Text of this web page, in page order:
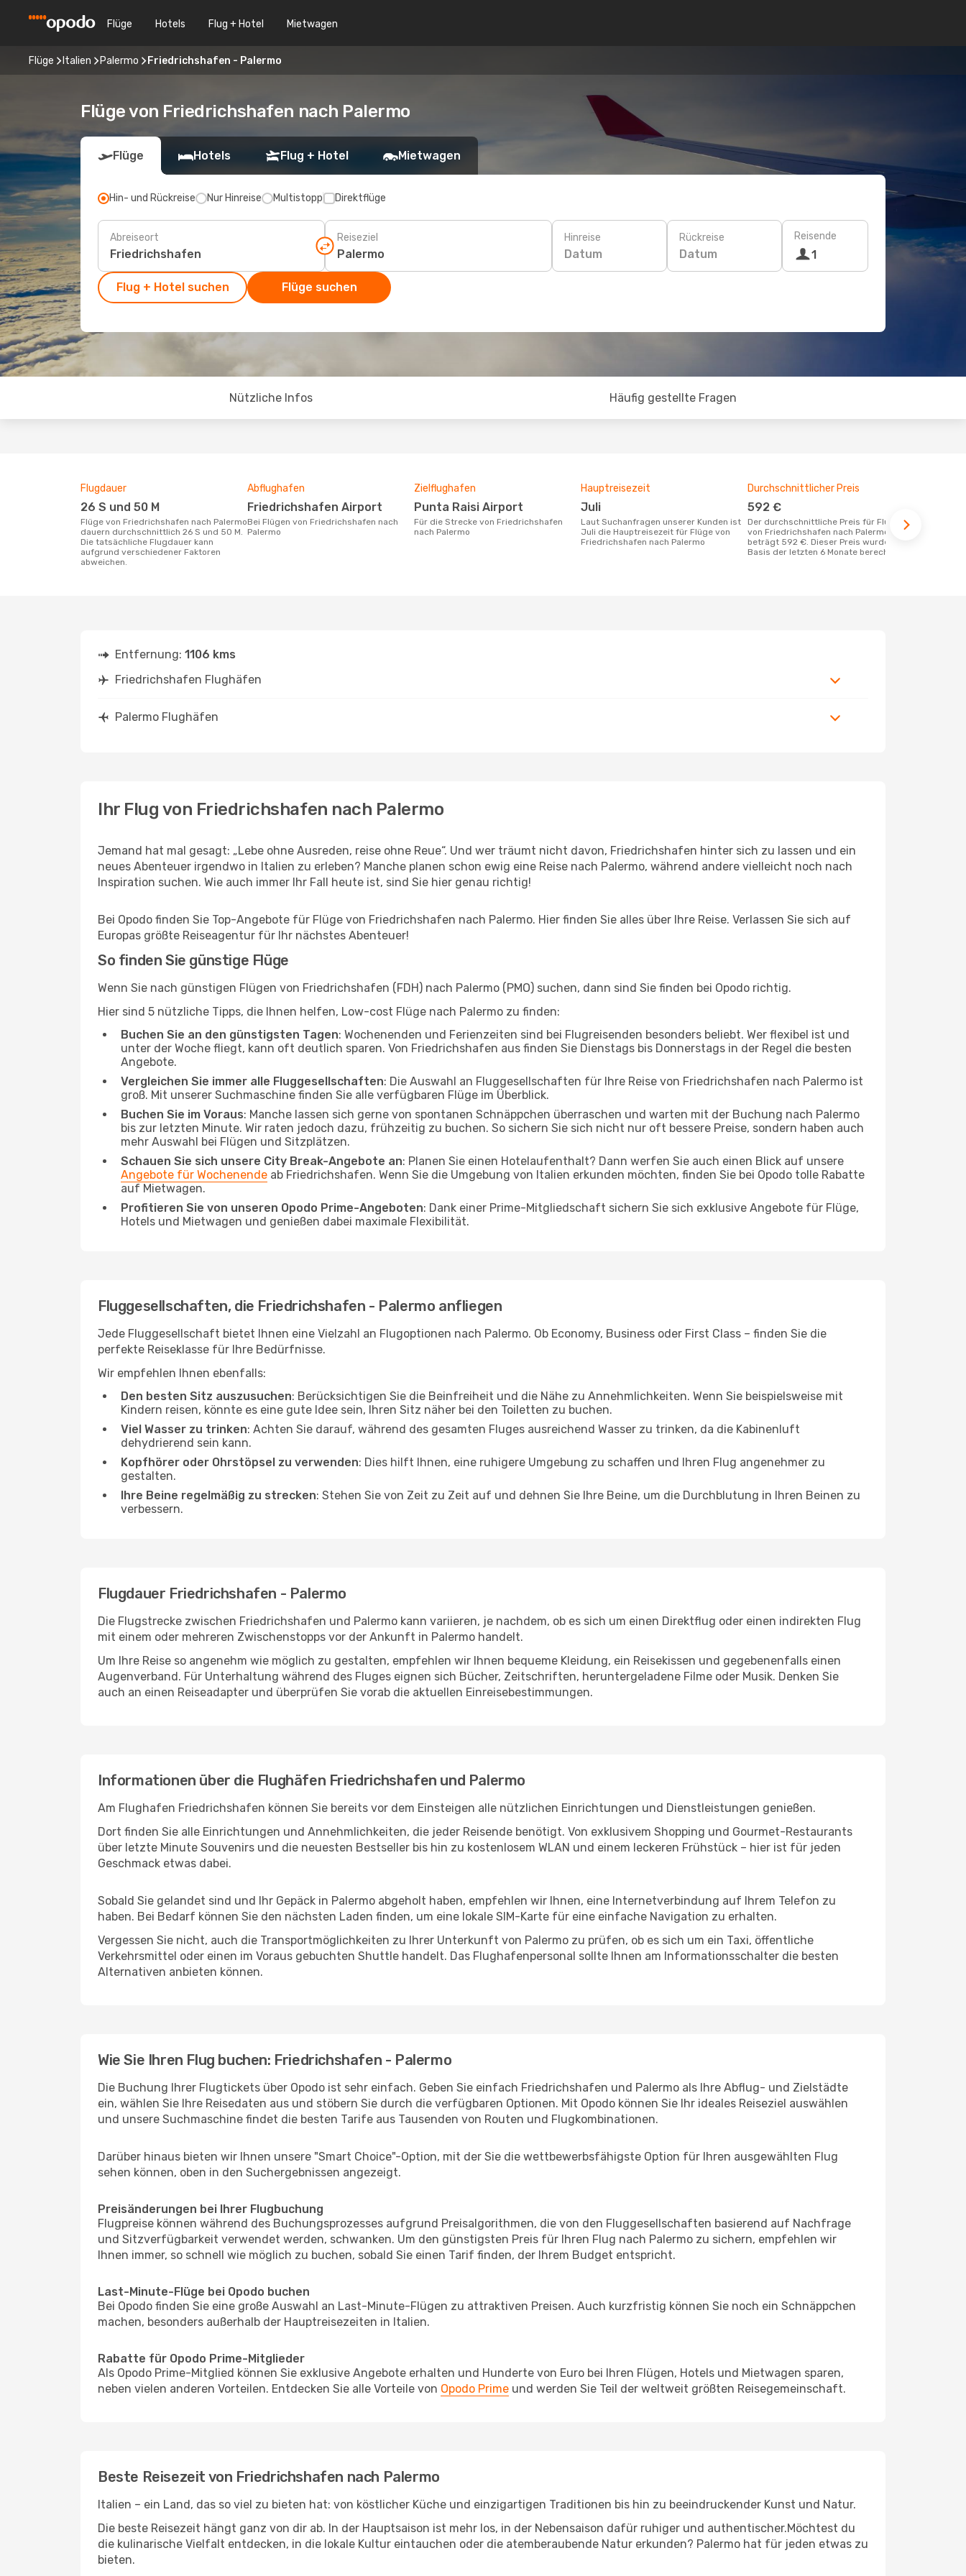
Flüge Hotels Flug + Hotel Mietwagen
Flüge Italien Palermo Friedrichshafen - Palermo
Flüge von Friedrichshafen nach Palermo
Flüge Hotels Flug + Hotel Mietwagen
Hin- und Rückreise Nur Hinreise Multistopp Direktflüge
Abreiseort Reiseziel Hinreise
Datum
Rückreise
Datum
Reisende
1
Flug + Hotel suchen Flüge suchen
Nützliche Infos Häufig gestellte Fragen
Flugdauer
26 S und 50 M
Flüge von Friedrichshafen nach Palermo
dauern durchschnittlich 26 S und 50 M.
Die tatsächliche Flugdauer kann
aufgrund verschiedener Faktoren
abweichen.
Abflughafen
Friedrichshafen Airport
Bei Flügen von Friedrichshafen nach
Palermo
Zielflughafen
Punta Raisi Airport
Für die Strecke von Friedrichshafen
nach Palermo
Hauptreisezeit
Juli
Laut Suchanfragen unserer Kunden ist
Juli die Hauptreisezeit für Flüge von
Friedrichshafen nach Palermo
Durchschnittlicher Preis
592 €
Der durchschnittliche Preis für Flüge
von Friedrichshafen nach Palermo
beträgt 592 €. Dieser Preis wurde auf
Basis der letzten 6 Monate berechnet.
Entfernung: 1106 kms
Friedrichshafen Flughäfen
Palermo Flughäfen
Ihr Flug von Friedrichshafen nach Palermo
Jemand hat mal gesagt: „Lebe ohne Ausreden, reise ohne Reue“. Und wer träumt nicht davon, Friedrichshafen hinter sich zu lassen und ein
neues Abenteuer irgendwo in Italien zu erleben? Manche planen schon ewig eine Reise nach Palermo, während andere vielleicht noch nach
Inspiration suchen. Wie auch immer Ihr Fall heute ist, sind Sie hier genau richtig!
Bei Opodo finden Sie Top-Angebote für Flüge von Friedrichshafen nach Palermo. Hier finden Sie alles über Ihre Reise. Verlassen Sie sich auf
Europas größte Reiseagentur für Ihr nächstes Abenteuer!
So finden Sie günstige Flüge
Wenn Sie nach günstigen Flügen von Friedrichshafen (FDH) nach Palermo (PMO) suchen, dann sind Sie finden bei Opodo richtig.
Hier sind 5 nützliche Tipps, die Ihnen helfen, Low-cost Flüge nach Palermo zu finden:
Buchen Sie an den günstigsten Tagen: Wochenenden und Ferienzeiten sind bei Flugreisenden besonders beliebt. Wer flexibel ist und
unter der Woche fliegt, kann oft deutlich sparen. Von Friedrichshafen aus finden Sie Dienstags bis Donnerstags in der Regel die besten
Angebote.
Vergleichen Sie immer alle Fluggesellschaften: Die Auswahl an Fluggesellschaften für Ihre Reise von Friedrichshafen nach Palermo ist
groß. Mit unserer Suchmaschine finden Sie alle verfügbaren Flüge im Überblick.
Buchen Sie im Voraus: Manche lassen sich gerne von spontanen Schnäppchen überraschen und warten mit der Buchung nach Palermo
bis zur letzten Minute. Wir raten jedoch dazu, frühzeitig zu buchen. So sichern Sie sich nicht nur oft bessere Preise, sondern haben auch
mehr Auswahl bei Flügen und Sitzplätzen.
Schauen Sie sich unsere City Break-Angebote an: Planen Sie einen Hotelaufenthalt? Dann werfen Sie auch einen Blick auf unsere
Angebote für Wochenende ab Friedrichshafen. Wenn Sie die Umgebung von Italien erkunden möchten, finden Sie bei Opodo tolle Rabatte
auf Mietwagen.
Profitieren Sie von unseren Opodo Prime-Angeboten: Dank einer Prime-Mitgliedschaft sichern Sie sich exklusive Angebote für Flüge,
Hotels und Mietwagen und genießen dabei maximale Flexibilität.
Fluggesellschaften, die Friedrichshafen - Palermo anfliegen
Jede Fluggesellschaft bietet Ihnen eine Vielzahl an Flugoptionen nach Palermo. Ob Economy, Business oder First Class – finden Sie die
perfekte Reiseklasse für Ihre Bedürfnisse.
Wir empfehlen Ihnen ebenfalls:
Den besten Sitz auszusuchen: Berücksichtigen Sie die Beinfreiheit und die Nähe zu Annehmlichkeiten. Wenn Sie beispielsweise mit
Kindern reisen, könnte es eine gute Idee sein, Ihren Sitz näher bei den Toiletten zu buchen.
Viel Wasser zu trinken: Achten Sie darauf, während des gesamten Fluges ausreichend Wasser zu trinken, da die Kabinenluft
dehydrierend sein kann.
Kopfhörer oder Ohrstöpsel zu verwenden: Dies hilft Ihnen, eine ruhigere Umgebung zu schaffen und Ihren Flug angenehmer zu
gestalten.
Ihre Beine regelmäßig zu strecken: Stehen Sie von Zeit zu Zeit auf und dehnen Sie Ihre Beine, um die Durchblutung in Ihren Beinen zu
verbessern.
Flugdauer Friedrichshafen - Palermo
Die Flugstrecke zwischen Friedrichshafen und Palermo kann variieren, je nachdem, ob es sich um einen Direktflug oder einen indirekten Flug
mit einem oder mehreren Zwischenstopps vor der Ankunft in Palermo handelt.
Um Ihre Reise so angenehm wie möglich zu gestalten, empfehlen wir Ihnen bequeme Kleidung, ein Reisekissen und gegebenenfalls einen
Augenverband. Für Unterhaltung während des Fluges eignen sich Bücher, Zeitschriften, heruntergeladene Filme oder Musik. Denken Sie
auch an einen Reiseadapter und überprüfen Sie vorab die aktuellen Einreisebestimmungen.
Informationen über die Flughäfen Friedrichshafen und Palermo
Am Flughafen Friedrichshafen können Sie bereits vor dem Einsteigen alle nützlichen Einrichtungen und Dienstleistungen genießen.
Dort finden Sie alle Einrichtungen und Annehmlichkeiten, die jeder Reisende benötigt. Von exklusivem Shopping und Gourmet-Restaurants
über letzte Minute Souvenirs und die neuesten Bestseller bis hin zu kostenlosem WLAN und einem leckeren Frühstück – hier ist für jeden
Geschmack etwas dabei.
Sobald Sie gelandet sind und Ihr Gepäck in Palermo abgeholt haben, empfehlen wir Ihnen, eine Internetverbindung auf Ihrem Telefon zu
haben. Bei Bedarf können Sie den nächsten Laden finden, um eine lokale SIM-Karte für eine einfache Navigation zu erhalten.
Vergessen Sie nicht, auch die Transportmöglichkeiten zu Ihrer Unterkunft von Palermo zu prüfen, ob es sich um ein Taxi, öffentliche
Verkehrsmittel oder einen im Voraus gebuchten Shuttle handelt. Das Flughafenpersonal sollte Ihnen am Informationsschalter die besten
Alternativen anbieten können.
Wie Sie Ihren Flug buchen: Friedrichshafen - Palermo
Die Buchung Ihrer Flugtickets über Opodo ist sehr einfach. Geben Sie einfach Friedrichshafen und Palermo als Ihre Abflug- und Zielstädte
ein, wählen Sie Ihre Reisedaten aus und stöbern Sie durch die verfügbaren Optionen. Mit Opodo können Sie Ihr ideales Reiseziel auswählen
und unsere Suchmaschine findet die besten Tarife aus Tausenden von Routen und Flugkombinationen.
Darüber hinaus bieten wir Ihnen unsere "Smart Choice"-Option, mit der Sie die wettbewerbsfähigste Option für Ihren ausgewählten Flug
sehen können, oben in den Suchergebnissen angezeigt.
Preisänderungen bei Ihrer Flugbuchung
Flugpreise können während des Buchungsprozesses aufgrund Preisalgorithmen, die von den Fluggesellschaften basierend auf Nachfrage
und Sitzverfügbarkeit verwendet werden, schwanken. Um den günstigsten Preis für Ihren Flug nach Palermo zu sichern, empfehlen wir
Ihnen immer, so schnell wie möglich zu buchen, sobald Sie einen Tarif finden, der Ihrem Budget entspricht.
Last-Minute-Flüge bei Opodo buchen
Bei Opodo finden Sie eine große Auswahl an Last-Minute-Flügen zu attraktiven Preisen. Auch kurzfristig können Sie noch ein Schnäppchen
machen, besonders außerhalb der Hauptreisezeiten in Italien.
Rabatte für Opodo Prime-Mitglieder
Als Opodo Prime-Mitglied können Sie exklusive Angebote erhalten und Hunderte von Euro bei Ihren Flügen, Hotels und Mietwagen sparen,
neben vielen anderen Vorteilen. Entdecken Sie alle Vorteile von Opodo Prime und werden Sie Teil der weltweit größten Reisegemeinschaft.
Beste Reisezeit von Friedrichshafen nach Palermo
Italien – ein Land, das so viel zu bieten hat: von köstlicher Küche und einzigartigen Traditionen bis hin zu beeindruckender Kunst und Natur.
Die beste Reisezeit hängt ganz von dir ab. In der Hauptsaison ist mehr los, in der Nebensaison dafür ruhiger und authentischer.Möchtest du
die kulinarische Vielfalt entdecken, in die lokale Kultur eintauchen oder die atemberaubende Natur erkunden? Palermo hat für jeden etwas zu
bieten.